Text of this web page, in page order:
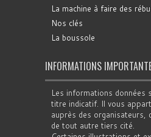
La machine à faire des
Nos clés
La boussole
INFORMATIONS
Les informations données
titre indicatif. Il vous
auprès des organisateurs,
de tout autre tiers cité.